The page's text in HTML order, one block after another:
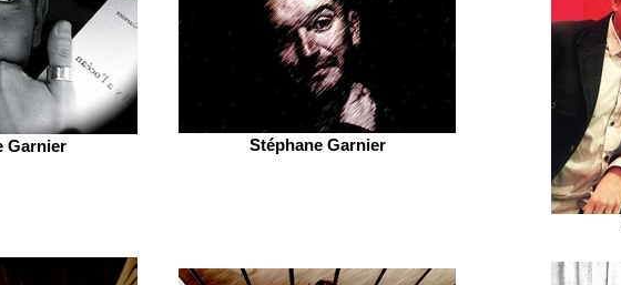
Garnier Stéphane Garnier